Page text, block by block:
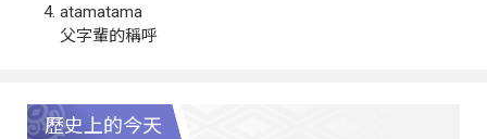
atamatama
父字輩的稱呼
歷史上的今天